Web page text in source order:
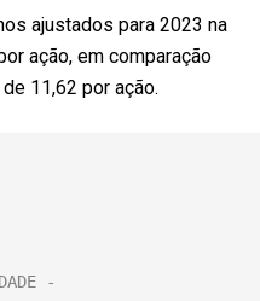
ajustados para 2023 na
ação, em comparação
11,62 por ação.